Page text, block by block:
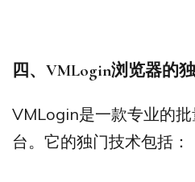
四、VMLogin浏览器的
VMLogin是一款专业的
台。它的独门技术包括：